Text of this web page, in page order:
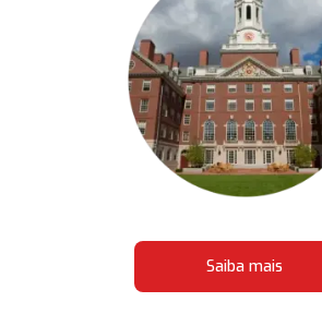
Saiba mais